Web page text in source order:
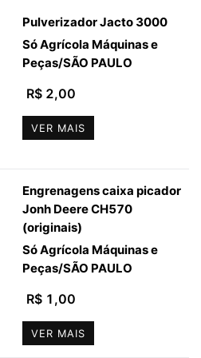
Pulverizador Jacto 3000
Só Agrícola Máquinas e
Peças/SÃO PAULO
R$ 2,00
VER MAIS
Engrenagens caixa picador
Jonh Deere CH570
(originais)
Só Agrícola Máquinas e
Peças/SÃO PAULO
R$ 1,00
VER MAIS